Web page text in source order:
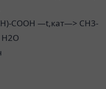
COOH —t,кат—> CH3-